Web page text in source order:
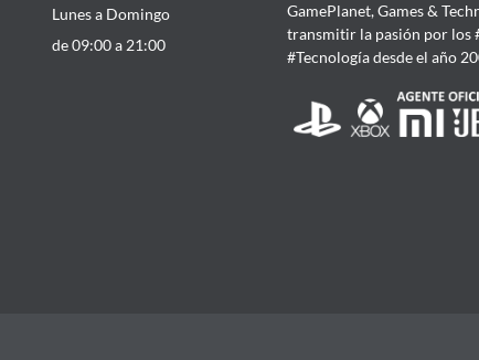
Lunes a Domingo
de 09:00 a 21:00
GamePlanet, Games &
transmitir la pasión por los
#Tecnología desde el año